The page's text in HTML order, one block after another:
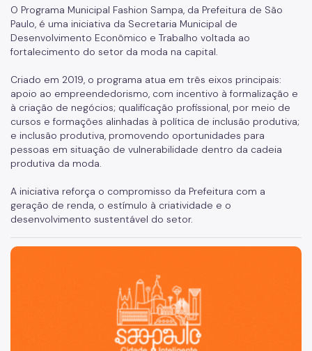
O Programa Municipal Fashion Sampa, da Prefeitura de São
Paulo, é uma iniciativa da Secretaria Municipal de
Desenvolvimento Econômico e Trabalho voltada ao
fortalecimento do setor da moda na capital.
Criado em 2019, o programa atua em três eixos principais:
apoio ao empreendedorismo, com incentivo à formalização e
à criação de negócios; qualificação profissional, por meio de
cursos e formações alinhadas à política de inclusão produtiva;
e inclusão produtiva, promovendo oportunidades para
pessoas em situação de vulnerabilidade dentro da cadeia
produtiva da moda.
A iniciativa reforça o compromisso da Prefeitura com a
geração de renda, o estímulo à criatividade e o
desenvolvimento sustentável do setor.
São Paulo, cidade inteligente, resiliente e sustentável